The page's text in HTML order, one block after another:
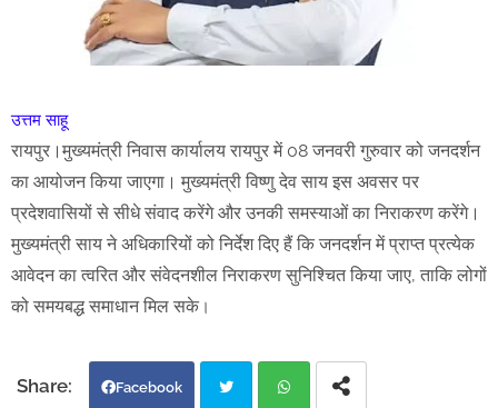
उत्तम साहू
रायपुर।मुख्यमंत्री निवास कार्यालय रायपुर में 08 जनवरी गुरुवार को जनदर्शन
का आयोजन किया जाएगा। मुख्यमंत्री विष्णु देव साय इस अवसर पर
प्रदेशवासियों से सीधे संवाद करेंगे और उनकी समस्याओं का निराकरण करेंगे।
मुख्यमंत्री साय ने अधिकारियों को निर्देश दिए हैं कि जनदर्शन में प्राप्त प्रत्येक
आवेदन का त्वरित और संवेदनशील निराकरण सुनिश्चित किया जाए, ताकि लोगों
को समयबद्ध समाधान मिल सके ।
Facebook